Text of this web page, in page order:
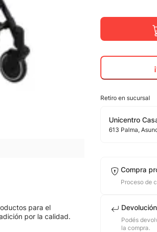
para el
por la calidad.
Retiro en sucursal
Unicentro
613 Palma,
Compra
Proceso de
Podés
la compra.